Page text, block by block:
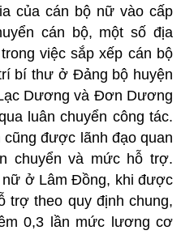
của cán bộ nữ vào cấp
cán bộ, một số địa
việc sắp xếp cán bộ
bí thư ở Đảng bộ huyện
Dương và Đơn Dương
luân chuyển công tác.
được lãnh đạo quan
chuyển và mức hỗ trợ.
nữ ở Lâm Đồng, khi được
trợ theo quy định chung,
0,3 lần mức lương cơ